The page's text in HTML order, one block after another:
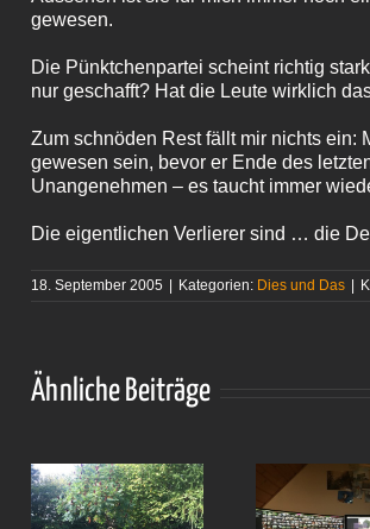
gewesen.
Die Pünktchenpartei scheint richtig
nur geschafft? Hat die Leute wirklich
Zum schnöden Rest fällt mir nichts ein:
gewesen sein, bevor er Ende des
Unangenehmen – es taucht immer
Die eigentlichen Verlierer sind … die
18. September 2005 | Kategorien: Dies und Das |
Ähnliche Beiträge